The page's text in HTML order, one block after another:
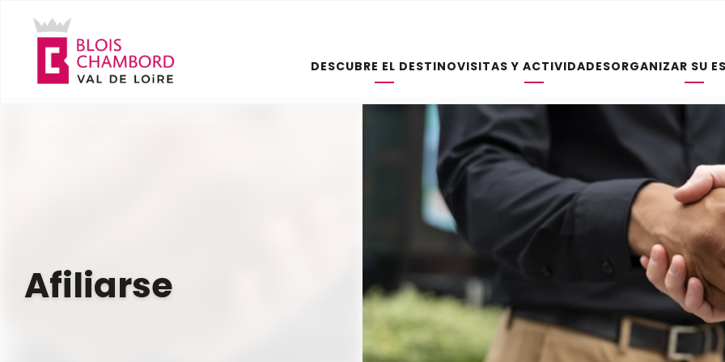
contenu
principal
DESCUBRE EL DESTINOVISITAS Y ACTIVIDADESORGANIZAR SU
Afiliarse